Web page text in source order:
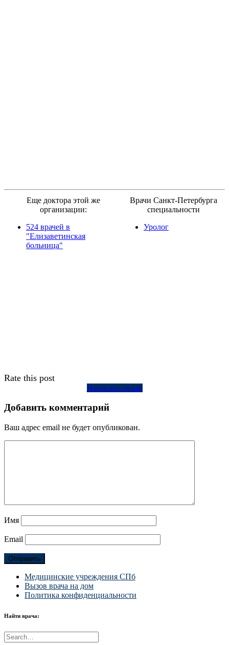
Еще доктора этой же
организации:
524 врачей в
"Елизаветинская
больница"
Врачи Санкт-Петербурга
специальности
Уролог
Rate this post
Написать отзыв
Добавить комментарий
Ваш адрес email не будет опубликован.
Имя
Email
Медицинские учреждения СПб
Вызов врача на дом
Политика конфиденциальности
Найти врача: